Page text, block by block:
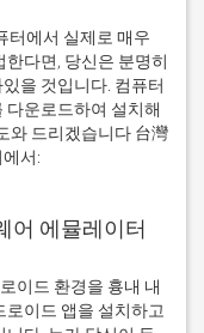
터에서 실제로 매우
다면, 당신은 분명히
을 것입니다. 컴퓨터
다운로드하여 설치해
와 드리겠습니다 台灣
서:
어 에뮬레이터
이드 환경을 흉내 내
로이드 앱을 설치하고